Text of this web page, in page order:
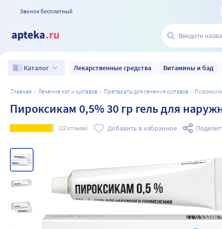
Звонок бесплатный
Каталог Лекарственные средства Витамины и бад
главная лечение ног и суставов препараты для лечения суставов
Пироксикам 0,5% 30 гр гель для
(22отзыва) Добавить в избранное